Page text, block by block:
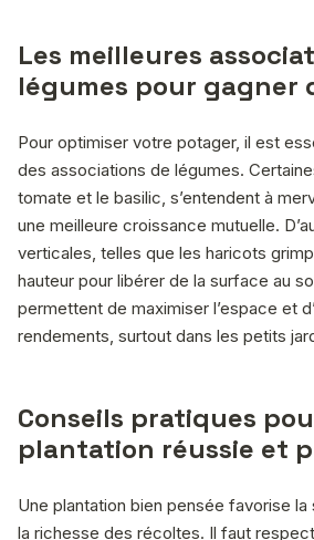
Les meilleures
légumes pour gagner
Pour optimiser votre potager, il est
des associations de légumes.
tomate et le basilic, s’entendent à
une meilleure croissance mutuelle.
verticales, telles que les haricots
hauteur pour libérer de la surface au
permettent de maximiser l’espace et
rendements, surtout dans les petits
Conseils pratiques
plantation réussie et
Une plantation bien pensée favorise
la richesse des récoltes. Il faut